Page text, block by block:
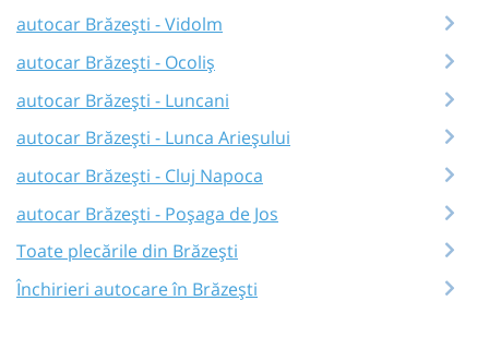
autocar Brăzești - Vidolm
autocar Brăzești - Ocoliș
autocar Brăzești - Luncani
autocar Brăzești - Lunca Arieșului
autocar Brăzești - Cluj Napoca
autocar Brăzești - Poșaga de Jos
Toate plecările din Brăzești
Închirieri autocare în Brăzești